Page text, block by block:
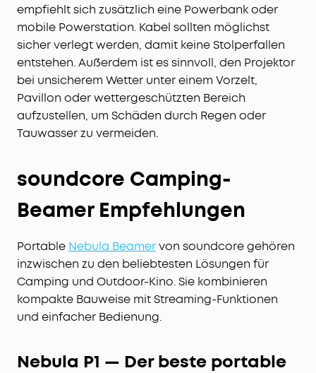
empfiehlt sich zusätzlich eine Powerbank oder
mobile Powerstation. Kabel sollten möglichst
sicher verlegt werden, damit keine Stolperfallen
entstehen. Außerdem ist es sinnvoll, den Projektor
bei unsicherem Wetter unter einem Vorzelt,
Pavillon oder wettergeschützten Bereich
aufzustellen, um Schäden durch Regen oder
Tauwasser zu vermeiden.
soundcore Camping-
Beamer Empfehlungen
Portable Nebula Beamervon soundcore gehören
inzwischen zu den beliebtesten Lösungen für
Camping und Outdoor-Kino. Sie kombinieren
kompakte Bauweise mit Streaming-Funktionen
und einfacher Bedienung.
Nebula P1 — Der beste portable